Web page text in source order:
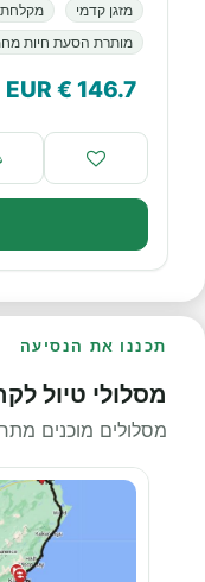
מזגן קדמי מקלחת
מותרת הסעת חיות
146.7
€ EUR
תכננו את הנסיעה
מסלולי טיול
מסלולים מוכנים